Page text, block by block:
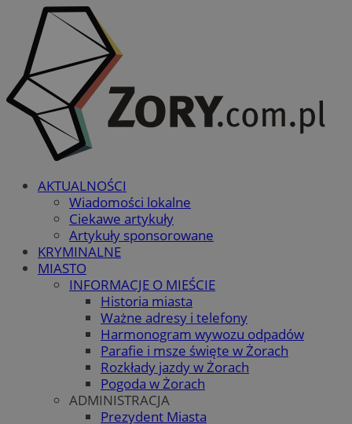
AKTUALNOŚCI
Wiadomości lokalne
Ciekawe artykuły
Artykuły sponsorowane
KRYMINALNE
MIASTO
INFORMACJE O MIEŚCIE
Historia miasta
Ważne adresy i telefony
Harmonogram wywozu odpadów
Parafie i msze święte w Żorach
Rozkłady jazdy w Żorach
Pogoda w Żorach
ADMINISTRACJA
Prezydent Miasta